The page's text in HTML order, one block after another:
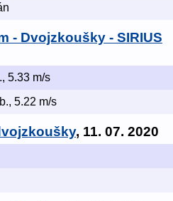
- Dvojzkoušky - SIRIUS
5.33 m/s
5.22 m/s
, 11. 07. 2020